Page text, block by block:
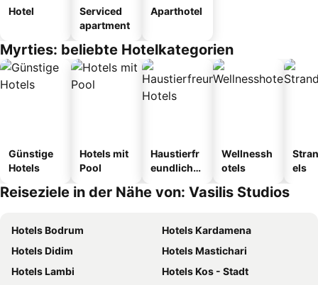
Hotel
Serviced
apartment
Aparthotel
Myrties: beliebte Hotelkategorien
Günstige
Hotels
Hotels mit
Pool
Haustierfr
eundliche
Wellnessh
otels
els
Reiseziele in der Nähe von: Vasilis Studios
Hotels Bodrum
Hotels Kardamena
Hotels Didim
Hotels Mastichari
Hotels Lambi
Hotels Kos - Stadt